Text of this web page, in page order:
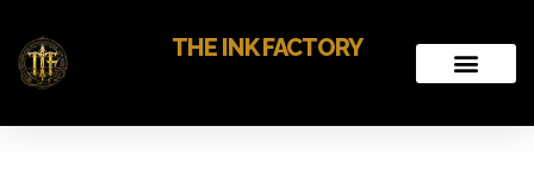
THE INK FACTORY